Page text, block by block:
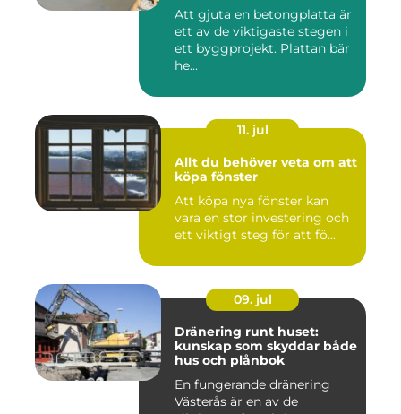
Att gjuta en betongplatta är
ett av de viktigaste stegen i
ett byggprojekt. Plattan bär
he...
11. jul
Allt du behöver veta om att
köpa fönster
Att köpa nya fönster kan
vara en stor investering och
ett viktigt steg för att fö...
09. jul
Dränering runt huset:
kunskap som skyddar både
hus och plånbok
En fungerande dränering
Västerås är en av de